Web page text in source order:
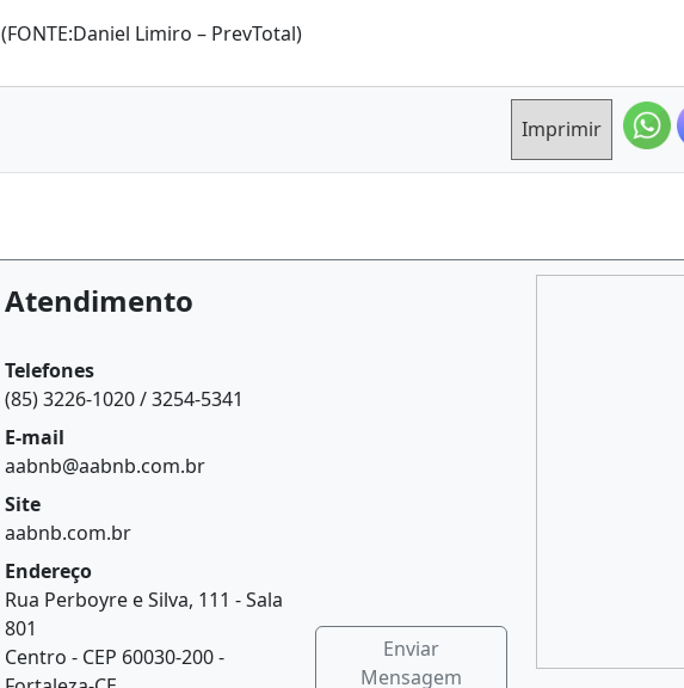
(FONTE:Daniel Limiro – PrevTotal)
Imprimir
Atendimento
Telefones
(85) 3226-1020 / 3254-5341
E-mail
aabnb@aabnb.com.br
Site
aabnb.com.br
Endereço
Rua Perboyre e Silva, 111 - Sala
801
Centro - CEP 60030-200 -
Enviar
Mensagem